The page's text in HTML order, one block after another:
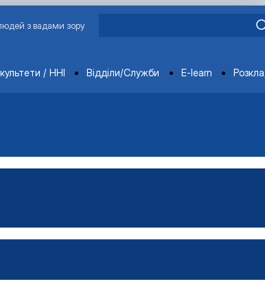
з вадами зору
/ ННІ Відділи/Служби E-learn